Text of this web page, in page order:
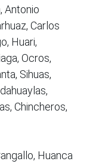
Antonio
Carlos
Huari,
Ocros,
Sihuas,
Chincheros,
Huanca